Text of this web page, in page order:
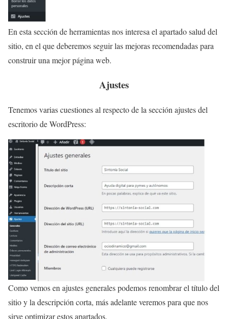
En esta sección de herramientas nos interesa el apartado salud del
sitio, en el que deberemos seguir las mejoras recomendadas para
construir una mejor página web.
Ajustes
Tenemos varias cuestiones al respecto de la sección ajustes del
escritorio de WordPress:
Como vemos en ajustes generales podemos renombrar el título del
sitio y la descripción corta, más adelante veremos para que nos
sirve optimizar estos apartados.